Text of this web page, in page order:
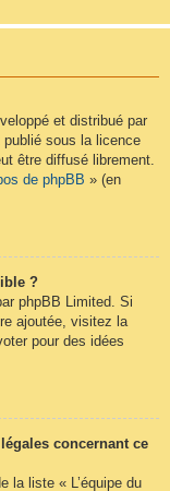
et distribué par
publié sous la licence
être diffusé librement.
de phpBB » (en
?
phpBB Limited. Si
ajoutée, visitez la
pour des idées
concernant ce
la liste « L’équipe du